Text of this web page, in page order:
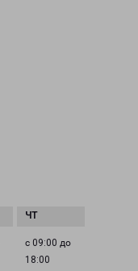
с 09:00 до
18:00